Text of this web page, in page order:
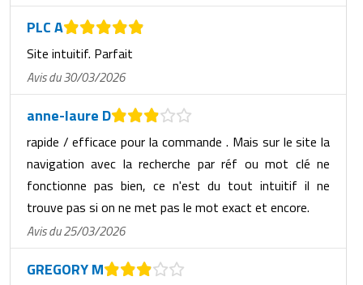
PLC A
Site intuitif. Parfait
Avis du 30/03/2026
anne-laure D
rapide / efficace pour la commande . Mais sur le site la
navigation avec la recherche par réf ou mot clé ne
fonctionne pas bien, ce n'est du tout intuitif il ne
trouve pas si on ne met pas le mot exact et encore.
Avis du 25/03/2026
GREGORY M